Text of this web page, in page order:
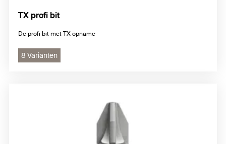
TX profi bit
De profi bit met TX opname
8 Varianten